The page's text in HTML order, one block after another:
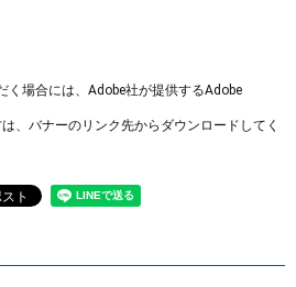
く場合には、Adobe社が提供するAdobe
、バナーのリンク先からダウンロードしてく